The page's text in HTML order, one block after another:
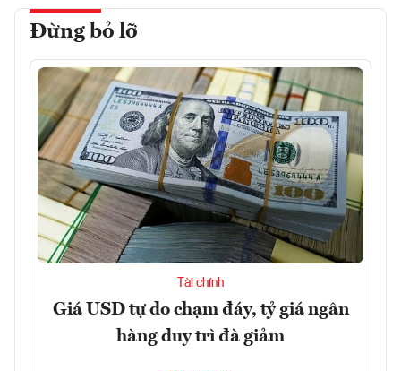
Đừng bỏ lỡ
Tài chính
Giá USD tự do chạm đáy, tỷ giá ngân
hàng duy trì đà giảm